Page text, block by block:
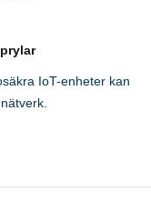
IoT-enheter kan